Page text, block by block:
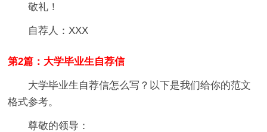
敬礼！
自荐人：XXX
第2篇：大学毕业生自荐信
大学毕业生自荐信怎么写？以下是我们给你的范文
格式参考。
尊敬的领导：